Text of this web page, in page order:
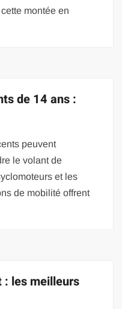
montée en
de 14 ans :
peuvent
le volant de
et les
de mobilité offrent
les meilleurs